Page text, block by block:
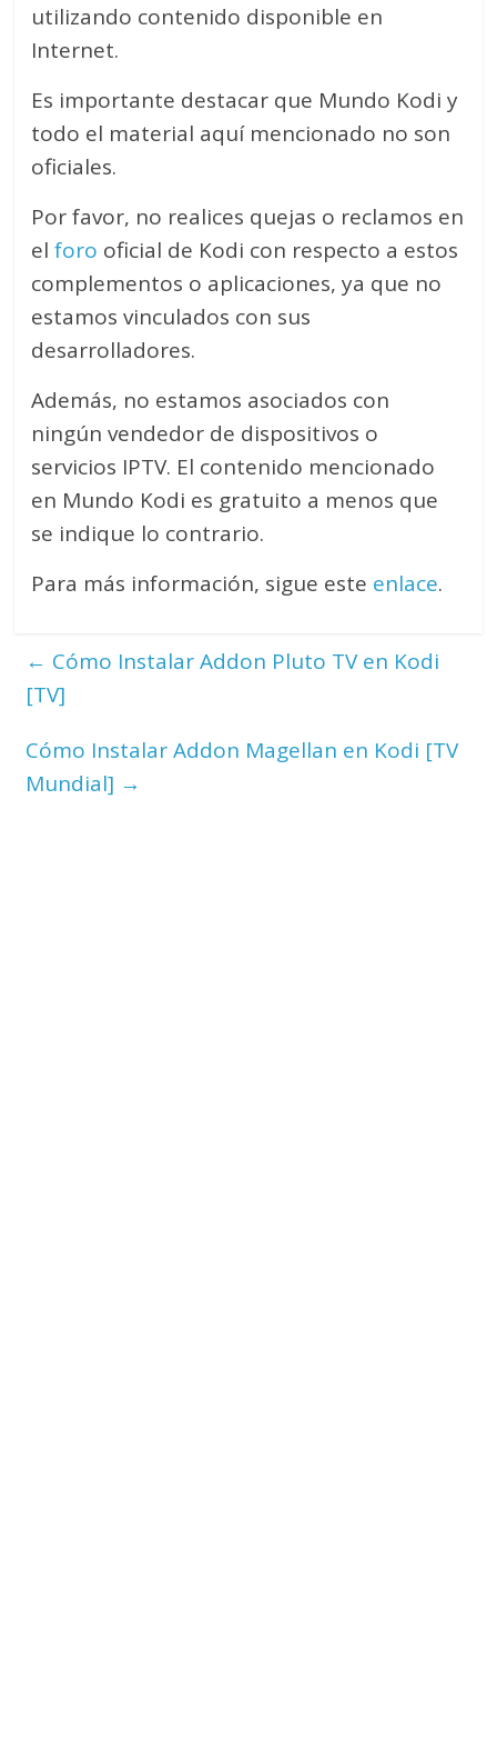
utilizando contenido disponible en
Internet.
Es importante destacar que Mundo Kodi y
todo el material aquí mencionado no son
oficiales.
Por favor, no realices quejas o reclamos en
elforo oficial de Kodi con respecto a estos
complementos o aplicaciones, ya que no
estamos vinculados con sus
desarrolladores.
Además, no estamos asociados con
ningún vendedor de dispositivos o
servicios IPTV. El contenido mencionado
en Mundo Kodi es gratuito a menos que
se indique lo contrario.
Para más información, sigue este enlace.
← Cómo Instalar Addon Pluto TV en Kodi
[TV]
Cómo Instalar Addon Magellan en Kodi [TV
Mundial] →